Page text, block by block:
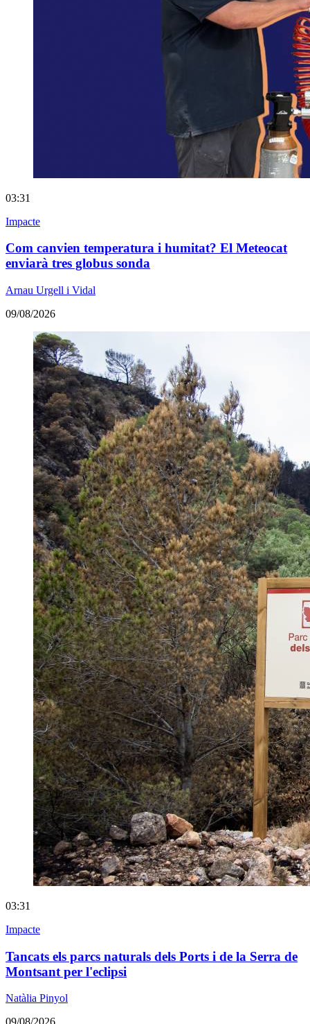
03:31
Impacte
Com canvien temperatura i humitat? El Meteocat
enviarà tres globus sonda
Arnau Urgell i Vidal
09/08/2026
03:31
Impacte
Tancats els parcs naturals dels Ports i de la Serra de
Montsant per l'eclipsi
Natàlia Pinyol